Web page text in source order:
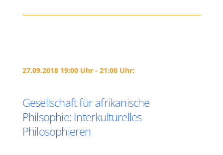
27.09.2018 19:00 Uhr - 21:00 Uhr:
Gesellschaft für afrikanische
Philsophie: Interkulturelles
Philosophieren